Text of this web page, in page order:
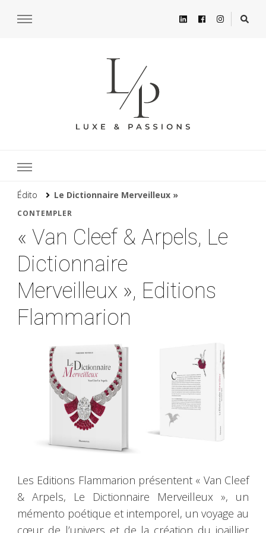
Édito Le Dictionnaire Merveilleux »
CONTEMPLER
« Van Cleef & Arpels, Le
Dictionnaire
Merveilleux », Editions
Flammarion
Les Editions Flammarion présentent « Van Cleef
& Arpels, Le Dictionnaire Merveilleux », un
mémento poétique et intemporel, un voyage au